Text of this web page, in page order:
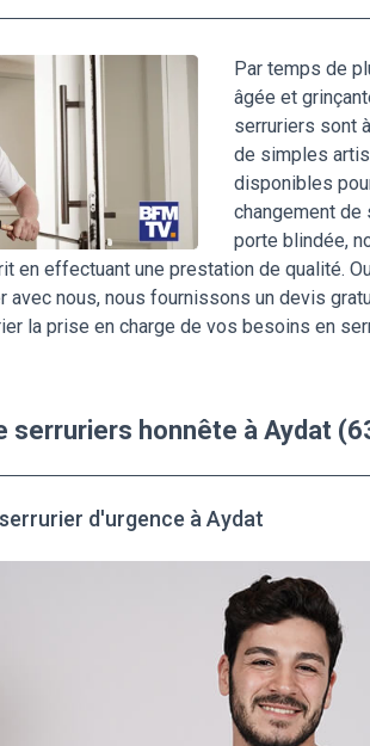
Par temps de
âgée et
serruriers sont
de simples
disponibles
changement de
porte blindée,
en effectuant une prestation de qualité.
avec nous, nous fournissons un devis
la prise en charge de vos besoins en
serruriers honnête à Aydat
d'urgence à Aydat